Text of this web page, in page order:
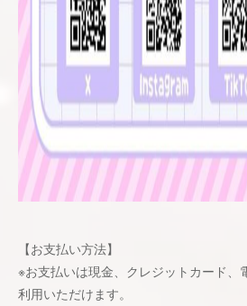
【お支払い方法】
※お支払いは現金、クレジットカード、
利用いただけます。